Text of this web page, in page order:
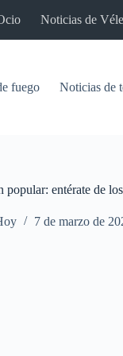
Noticias de
fuego Noticias de
entérate de
7 de marzo de